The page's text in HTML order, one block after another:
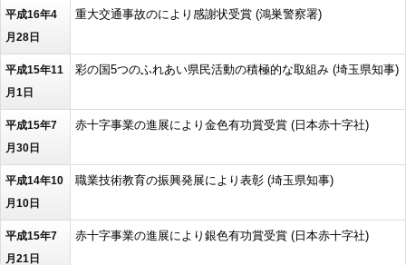
平成16年4
月28日
重大交通事故のにより感謝状受賞 (鴻巣警察署)
平成15年11
月1日
彩の国5つのふれあい県民活動の積極的な取組み (埼玉県知事)
平成15年7
月30日
赤十字事業の進展により金色有功賞受賞 (日本赤十字社)
平成14年10
月10日
職業技術教育の振興発展により表彰 (埼玉県知事)
平成15年7
月21日
赤十字事業の進展により銀色有功賞受賞 (日本赤十字社)